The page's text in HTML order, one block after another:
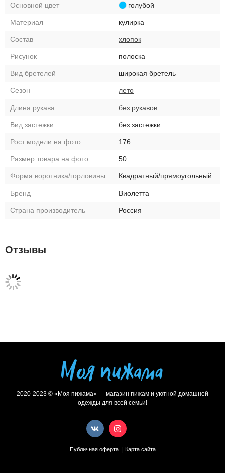
Основной цвет голубой
Материал кулирка
Состав хлопок
Рисунок полоска
Вид бретелей широкая бретель
Сезон лето
Длина рукава без рукавов
Вид застежки без застежки
Рост модели на фото 176
Размер товара на фото 50
Форма воротника/горловины Квадратный/прямоугольный
Бренд Виолетта
Страна производитель Россия
Отзывы
2020-2023 © «Моя пижама» — магазин пижам и уютной домашней
одежды для всей семьи!
Публичная оферта | Карта сайта